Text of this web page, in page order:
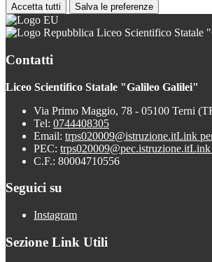
Accetta tutti Salva le preferenze
Liceo Scientifico Statale
Contatti
Liceo Scientifico Statale "Galileo Galilei"
Via Primo Maggio, 78 - 05100 Terni
Tel: 0744408305
Email: trps020009@istruzione.itLink
PEC: trps020009@pec.istruzione.itLink
C.F.: 80004710556
Seguici su
Instagram
Sezione Link Utili